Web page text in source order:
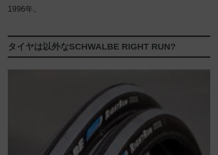
1996年。
タイヤは以外なSCHWALBE RIGHT RUN?